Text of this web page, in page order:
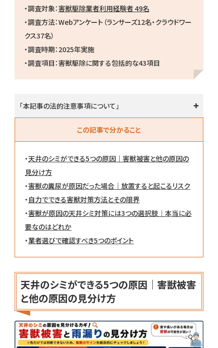
・調査対象：害獣駆除業者利用経験者 49名
・調査方法：Webアンケート（ランサーズ12名・クラウドワー
クス37名）
・調査時期：2025年実施
・調査項目：害獣駆除に関する包括的な43項目
「本記事の法的注意事項について」
この記事で分かること
・天井のシミができる5つの原因｜害獣被害と他の原因の
見分け方
・害獣の糞尿が原因だった場合｜放置すると起こるリスク
・ 自力でできる害獣対策方法とその限界
・害獣が原因の天井シミ対策には3つの選択肢｜本当に必
要なのはどれか
・業者選びで確認すべき5つのポイント
天井のシミができる5つの原因｜害獣被害
と他の原因の見分け方